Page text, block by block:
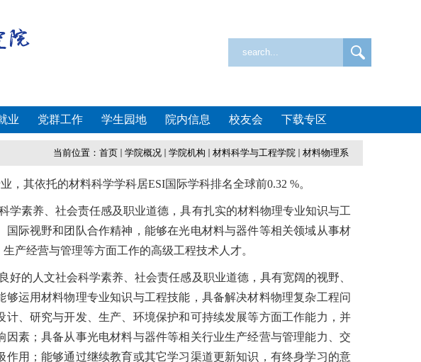
业 党群工作 学生园地 院内信息 校友会 下载专区
当前位置： 首页 学院概况 学院机构 材料科学与工程学院 材料物理系
，其依托的材料科学学科居ESI国际学科排名全球前0.32 %。
学素养、社会责任感及职业道德，具有扎实的材料物理专业知识与工
际视野和团队合作精神，能够在光电材料与器件等相关领域从事材
产经营与管理等方面工作的高级工程技术人才。
的人文社会科学素养、社会责任感及职业道德，具有宽阔的视野、
运用材料物理专业知识与工程技能，具备解决材料物理复杂工程问
、研究与开发、生产、环境保护和可持续发展等方面工作能力，并
素；具备从事光电材料与器件等相关行业生产经营与管理能力、交
用；能够通过继续教育或其它学习渠道更新知识，有终身学习的意